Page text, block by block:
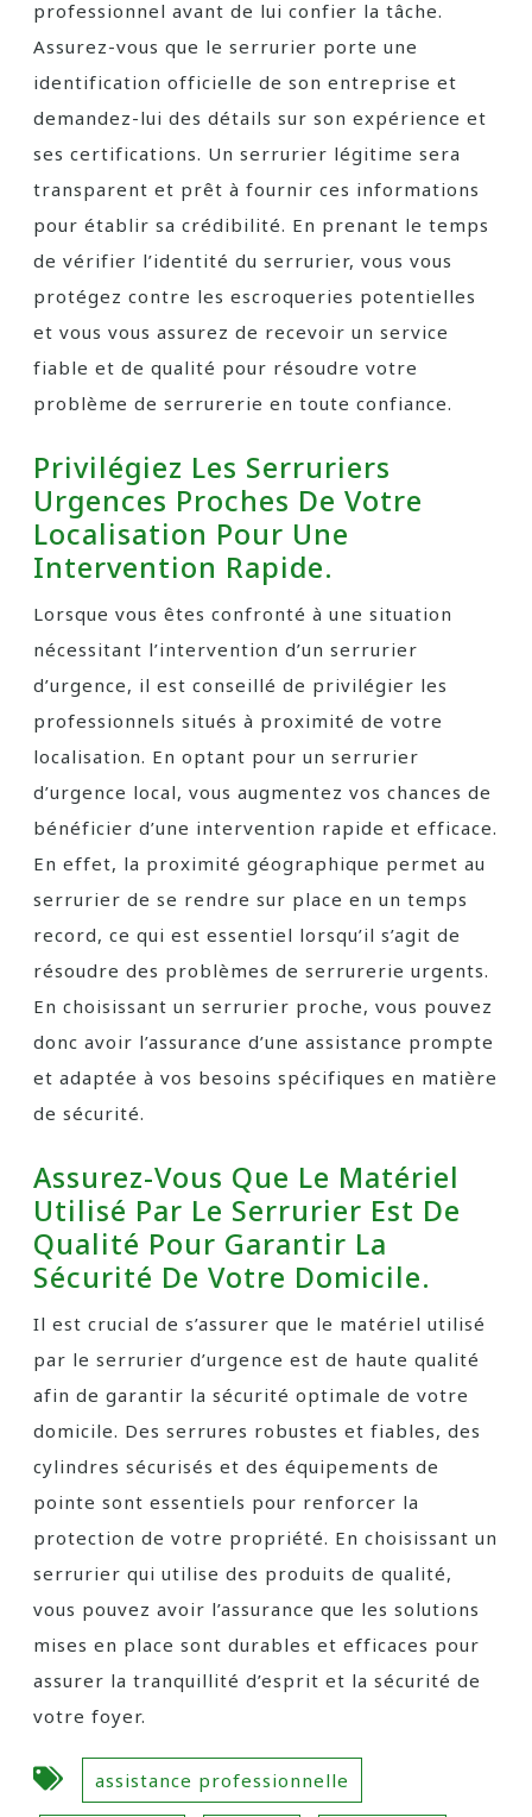
professionnel avant de lui confier la tâche.
Assurez-vous que le serrurier porte une
identification officielle de son entreprise et
demandez-lui des détails sur son expérience et
ses certifications. Un serrurier légitime sera
transparent et prêt à fournir ces informations
pour établir sa crédibilité. En prenant le temps
de vérifier l’identité du serrurier, vous vous
protégez contre les escroqueries potentielles
et vous vous assurez de recevoir un service
fiable et de qualité pour résoudre votre
problème de serrurerie en toute confiance.
Privilégiez Les Serruriers
Urgences Proches De Votre
Localisation Pour Une
Intervention Rapide.
Lorsque vous êtes confronté à une situation
nécessitant l’intervention d’un serrurier
d’urgence, il est conseillé de privilégier les
professionnels situés à proximité de votre
localisation. En optant pour un serrurier
d’urgence local, vous augmentez vos chances de
bénéficier d’une intervention rapide et efficace.
En effet, la proximité géographique permet au
serrurier de se rendre sur place en un temps
record, ce qui est essentiel lorsqu’il s’agit de
résoudre des problèmes de serrurerie urgents.
En choisissant un serrurier proche, vous pouvez
donc avoir l’assurance d’une assistance prompte
et adaptée à vos besoins spécifiques en matière
de sécurité.
Assurez-Vous Que Le Matériel
Utilisé Par Le Serrurier Est De
Qualité Pour Garantir La
Sécurité De Votre Domicile.
Il est crucial de s’assurer que le matériel utilisé
par le serrurier d’urgence est de haute qualité
afin de garantir la sécurité optimale de votre
domicile. Des serrures robustes et fiables, des
cylindres sécurisés et des équipements de
pointe sont essentiels pour renforcer la
protection de votre propriété. En choisissant un
serrurier qui utilise des produits de qualité,
vous pouvez avoir l’assurance que les solutions
mises en place sont durables et efficaces pour
assurer la tranquillité d’esprit et la sécurité de
votre foyer.
assistance professionnelle